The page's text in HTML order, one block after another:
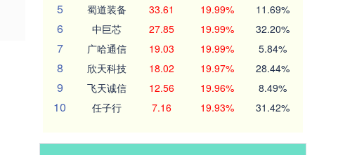
5 蜀道装备 33.61 19.99% 11.69%
6 中巨芯 27.85 19.99% 32.20%
7 广哈通信 19.03 19.99% 5.84%
8 欣天科技 18.02 19.97% 28.44%
9 飞天诚信 12.56 19.96% 8.49%
10 任子行 7.16 19.93% 31.42%